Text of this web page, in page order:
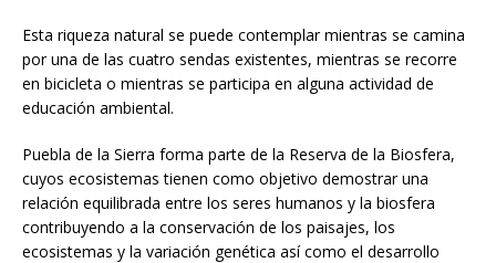
Esta riqueza natural se puede contemplar mientras se camina
por una de las cuatro sendas existentes, mientras se recorre
en bicicleta o mientras se participa en alguna actividad de
educación ambiental.
Puebla de la Sierra forma parte de la Reserva de la Biosfera,
cuyos ecosistemas tienen como objetivo demostrar una
relación equilibrada entre los seres humanos y la biosfera
contribuyendo a la conservación de los paisajes, los
ecosistemas y la variación genética así como el desarrollo